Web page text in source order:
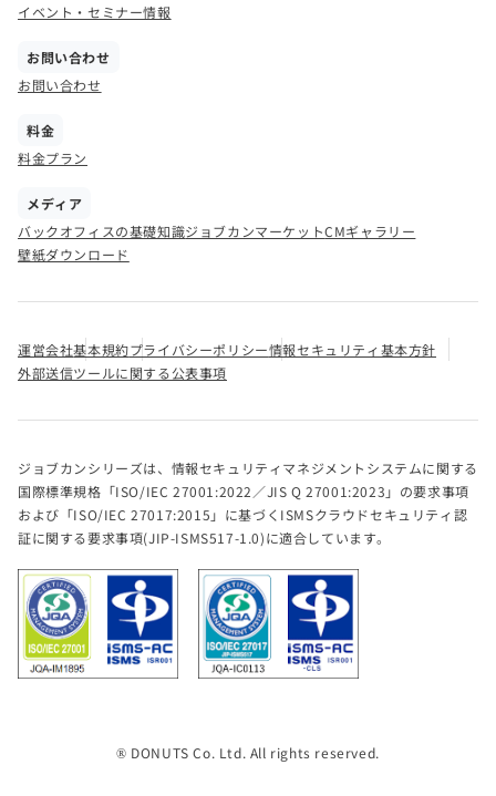
イベント・セミナー情報
お問い合わせ
お問い合わせ
料金
料金プラン
メディア
バックオフィスの基礎知識ジョブカンマーケットCMギャラリー
壁紙ダウンロード
運営会社基本規約プライバシーポリシー情報セキュリティ基本方針
外部送信ツールに関する公表事項
ジョブカンシリーズは、情報セキュリティマネジメントシステムに関する
国際標準規格「ISO/IEC 27001:2022／JIS Q 27001:2023」の要求事項
および「ISO/IEC 27017:2015」に基づくISMSクラウドセキュリティ認
証に関する要求事項(JIP-ISMS517-1.0)に適合しています。
® DONUTS Co. Ltd. All rights reserved.